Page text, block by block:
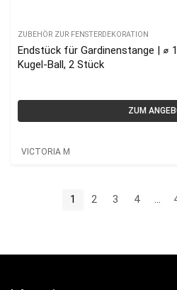
ZUBEHÖR ZUR FENSTERDEKORATION
Endstück für Gardinenstange | ⌀
Kugel-Ball, 2 Stück
ZUM
VICTORIA M
1 2 3 4 …